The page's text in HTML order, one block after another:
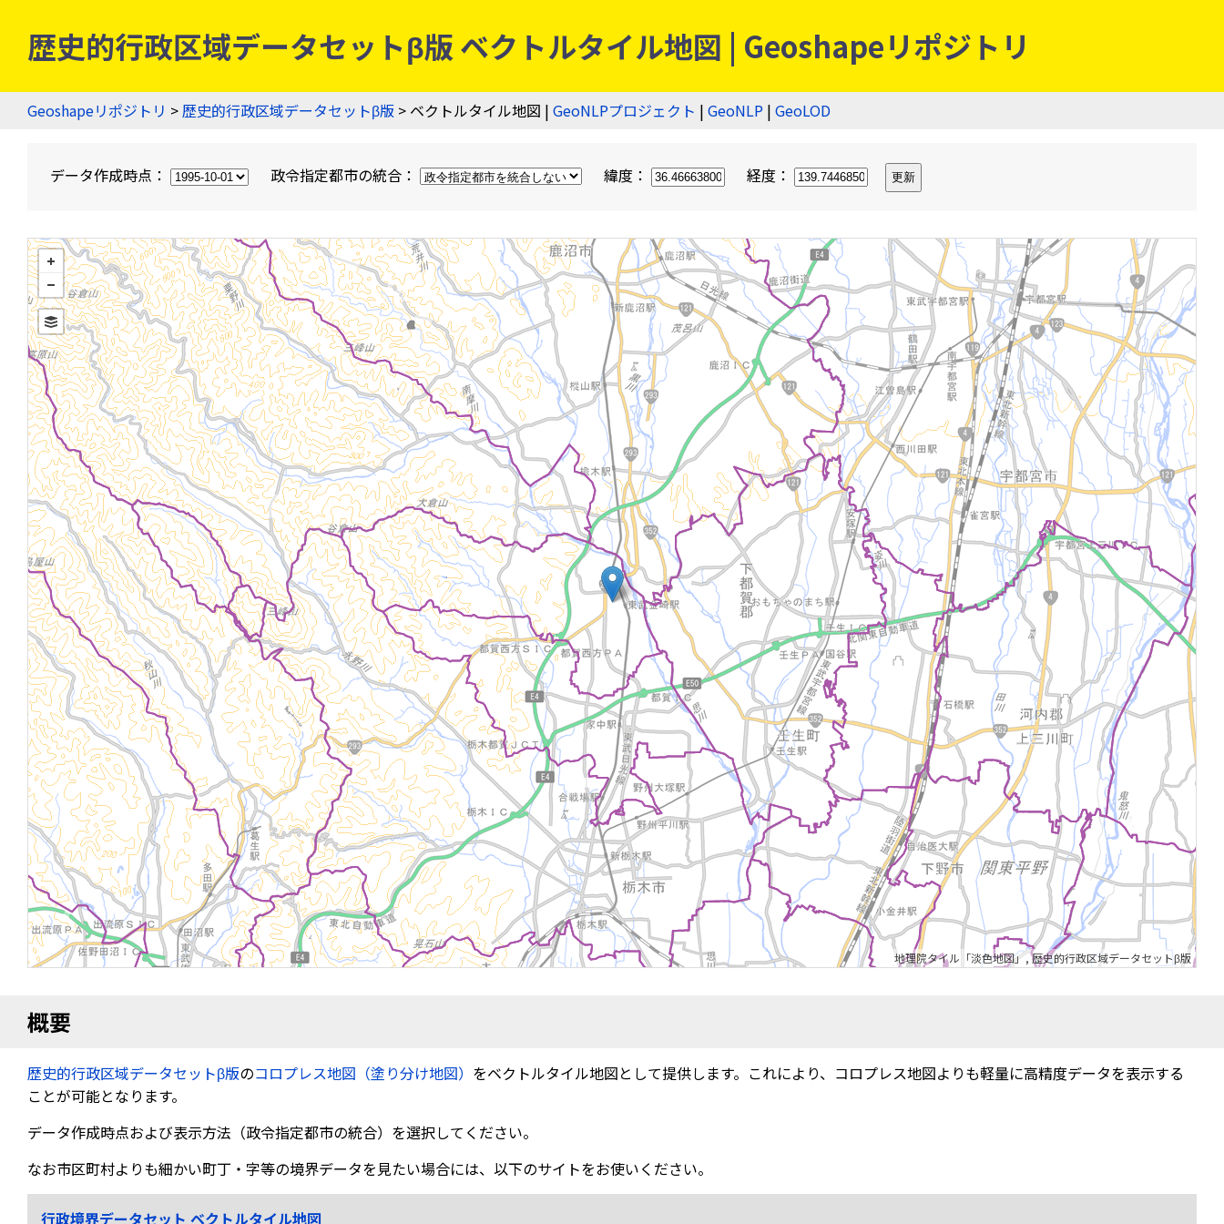
歴史的行政区域データセットβ版 ベクトルタイル地図 | Geoshapeリポジトリ
Geoshapeリポジトリ >歴史的行政区域データセットβ版 > ベクトルタイル地図 | GeoNLPプロジェクト | GeoNLP | GeoLOD
データ作成時点： 政令指定都市の統合： 緯度： 経度：
地理院タイル「淡色地図」,歴史的行政区域データセットβ版
概要
歴史的行政区域データセットβ版のコロプレス地図（塗り分け地図） をベクトルタイル地図として提供します。これにより、コロプレス地図よりも軽量に高精度データを表示する
ことが可能となります。
データ作成時点および表示方法（政令指定都市の統合）を選択してください。
なお市区町村よりも細かい町丁・字等の境界データを見たい場合には、以下のサイトをお使いください。
行政境界データセット ベクトルタイル地図